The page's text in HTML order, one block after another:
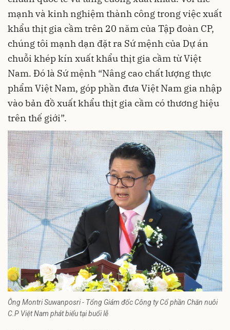
mạnh và kinh nghiệm thành công trong việc xuất
khẩu thịt gia cầm trên 20 năm của Tập đoàn CP,
chúng tôi mạnh dạn đặt ra Sứ mệnh của Dự án
chuỗi khép kín xuất khẩu thịt gia cầm từ Việt
Nam. Đó là Sứ mệnh “Nâng cao chất lượng thực
phẩm Việt Nam, góp phần đưa Việt Nam gia nhập
vào bản đồ xuất khẩu thịt gia cầm có thương hiệu
trên thế giới”.
Ông Montri Suwanposri - Tổng Giám đốc Công ty Cổ phần Chăn nuôi
C.P Việt Nam phát biểu tại buổi lễ